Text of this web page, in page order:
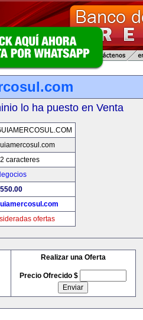
lo ha puesto en Venta
caracteres
ofertas
Realizar una Oferta
Precio Ofrecido $